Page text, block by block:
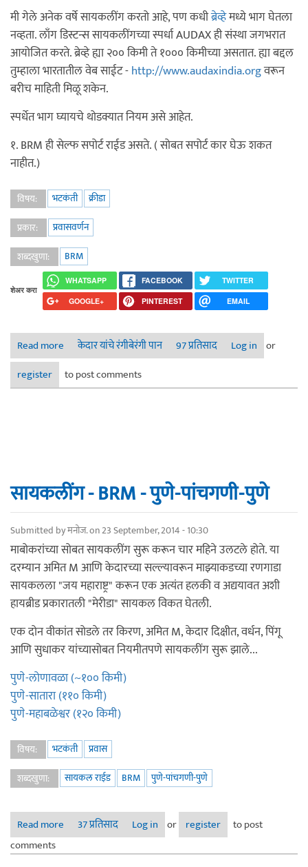
मी गेले अनेक वर्षे सायकलींग करतो आहे, पण कधीब्रेव्हेमध्ये भाग घेतला
नव्हता. लाँग डिस्टन्स सायकलींगच्या स्पर्धा AUDAX ही संस्था जगभरात
आयोजित करते. ब्रेव्हे ह्या २०० किमी ते १००० किमीच्या असतात. ह्या बद्दल
तुम्हाला भारतातील वेब साईट -http://www.audaxindia.orgवरून
बरीच माहिती मिळू शकेन.
स्पर्धेत भाग घ्यायचे थोडक्यात नियम असे आहेत.
१. BRM ही सेल्फ सपोर्ट राईड असते. ( सोबत सपोर्ट कार घेऊ शकत
नाहीत.)
विषय: भटकंती
क्रीडा
प्रकार:
प्रवासवर्णन
शब्दखुणा:
BRM
शेअर करा
WHATSAPP FACEBOOK
TWITTER
GOOGLE+
PINTEREST EMAIL
Read more
about भारतातील टफेस्ट 200 BRM ! - माझी लाँग डिस्टन्स
सायकलींग कहाणी
केदार यांचे रंगीबेरंगी पान 97 प्रतिसाद Log in or
register
to post comments
सायकलींग - BRM - पुणे-पांचगणी-पुणे
Submitted byमनोज.on 23 September, 2014 - 10:30
माबोकरांच्या सोबत सायकलींग सुरू करून चार महिने उलटले होते. या
दरम्यान अमित M आणि केदारच्या सल्ल्यावरून माझ्याकडच्या रणगाडा
सायकलला "जय महाराष्ट्र" करून एक अत्यंत हलकी व अद्ययावत अशी
हायब्रीड प्रकारातली "मेरीडा" सायकल विकत घेतली.
एक दोन वीकांत सोडले तर किरण, अमित M, केदार दिक्षीत, वर्धन, पिंगू
आणि सुधाकर यांच्यासोबत नियमीतपणे सायकलींग सुरू झाले...
पुणे-लोणावळा (~१०० किमी)
पुणे-सातारा (११० किमी)
पुणे-महाबळेश्वर (१२० किमी)
विषय: भटकंती
प्रवास
शब्दखुणा:
सायकल राईड BRM पुणे-पांचगणी-पुणे
Read more about सायकलींग - BRM - पुणे-पांचगणी-पुणे
37 प्रतिसाद Log in or register
to post
comments